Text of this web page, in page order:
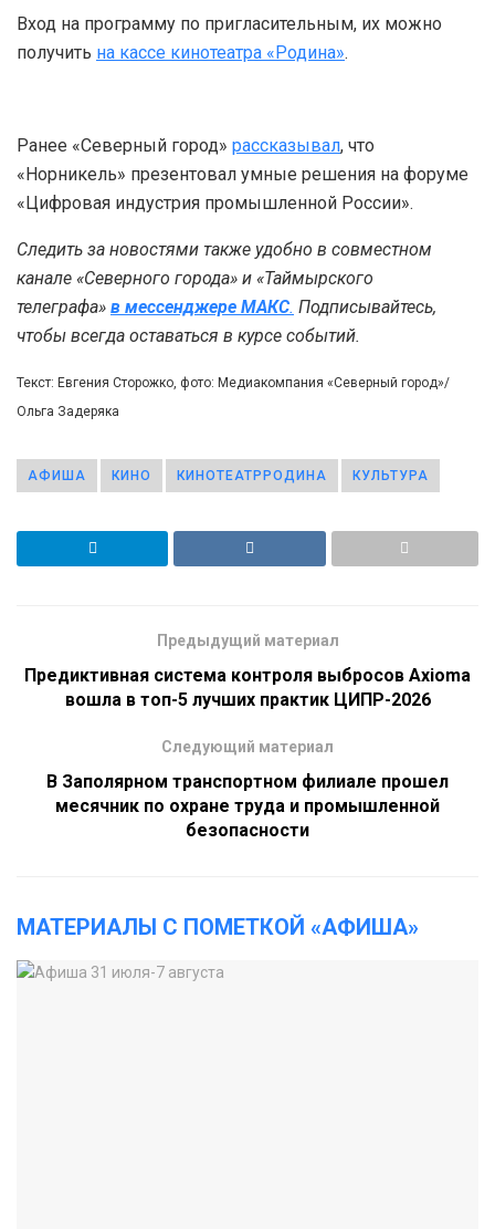
Вход на программу по пригласительным, их можно
получить на кассе кинотеатра «Родина».
Ранее «Северный город» рассказывал, что
«Норникель» презентовал умные решения на форуме
«Цифровая индустрия промышленной России».
Следить за новостями также удобно в совместном
канале «Северного города» и «Таймырского
телеграфа» в мессенджере MAКС. Подписывайтесь,
чтобы всегда оставаться в курсе событий.
Текст: Евгения Сторожко, фото: Медиакомпания «Северный город»/
Ольга Задеряка
АФИША КИНО КИНОТЕАТРРОДИНА КУЛЬТУРА
Предыдущий материал
Предиктивная система контроля выбросов Axioma
вошла в топ-5 лучших практик ЦИПР-2026
Следующий материал
В Заполярном транспортном филиале прошел
месячник по охране труда и промышленной
безопасности
МАТЕРИАЛЫ С ПОМЕТКОЙ «АФИША»